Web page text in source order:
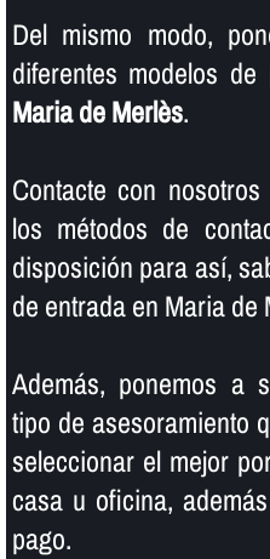
Del mismo modo,
diferentes modelos de
Maria de Merlès.
Contacte con
los métodos de
disposición para así­,
de entrada en Maria
Además, ponemos a
tipo de asesoramiento
seleccionar el mejor
casa u oficina,
pago.